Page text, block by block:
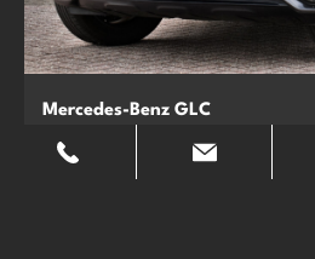
Mercedes-Benz GLC
300e 4M AMG